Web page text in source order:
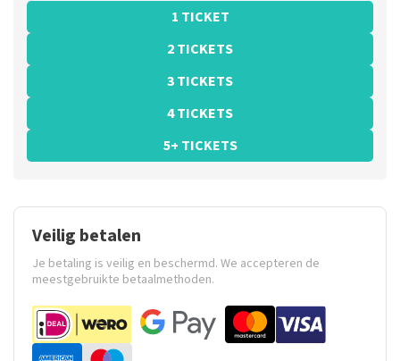
1 TICKET
2 TICKETS
3 TICKETS
4 TICKETS
5+ TICKETS
Veilig betalen
Je betaling is veilig en beschermd. We accepteren de
meestgebruikte betaalmethoden.